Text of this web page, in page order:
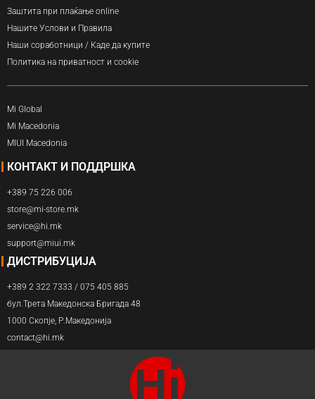
Заштита при плаќање online
Нашите Услови и Правила
Наши соработници / Каде да купите
Политика на приватност и cookie
Mi Global
Mi Macedonia
MIUI Macedonia
КОНТАКТ И ПОДДРШКА
+389 75 226 006
store@mi-store.mk
service@hi.mk
support@miui.mk
ДИСТРИБУЦИЈА
+389 2 322 7333 / 075 405 885
бул.Трета Македонска Бригада 48
1000 Скопје, Р.Македонија
contact@hi.mk